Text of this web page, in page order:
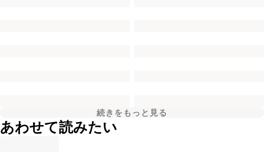
続きをもっと見る
あわせて読みたい